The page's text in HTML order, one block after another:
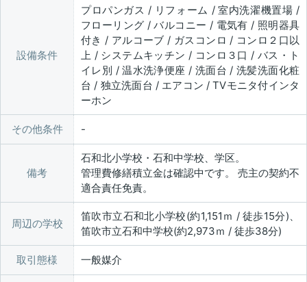
設備条件
プロパンガス / リフォーム / 室内洗濯機置場 /
フローリング / バルコニー / 電気有 / 照明器具
付き / アルコーブ / ガスコンロ / コンロ２口以
上 / システムキッチン / コンロ３口 / バス・ト
イレ別 / 温水洗浄便座 / 洗面台 / 洗髪洗面化粧
台 / 独立洗面台 / エアコン / TVモニタ付インタ
ーホン
その他条件
備考
石和北小学校・石和中学校、学区。
管理費修繕積立金は確認中です。 売主の契約不
適合責任免責。
周辺の学校
笛吹市立石和北小学校(約1,151ｍ / 徒歩15分)、
笛吹市立石和中学校(約2,973ｍ / 徒歩38分)
取引態様 一般媒介